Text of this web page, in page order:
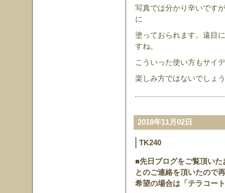
写真では分かり辛いです
に
塗っておられます。遠目
すね。
こういった使い方もサイ
楽しみ方ではないでしょ
2018年11月02日
TK240
■先日ブログをご覧頂い
とのご連絡を頂いたので
希望の場合は「テラコー